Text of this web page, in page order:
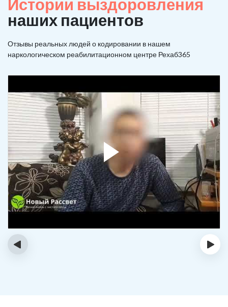
Истории выздоровления
наших пациентов
Отзывы реальных людей о кодировании в нашем
наркологическом реабилитационном центре Рехаб365
‹ ›